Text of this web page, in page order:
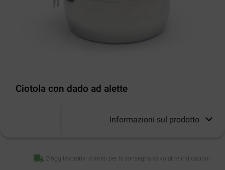
Ciotola con dado ad alette
Informazioni sul prodotto
2-5gg lavorativi stimati per la consegna salvo altre indicazioni